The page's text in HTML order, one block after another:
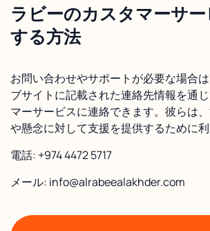
ラビーのカスタマーサ
する方法
お問い合わせやサポートが必要な場合
ブサイトに記載された連絡先情報を通
マーサービスに連絡できます。彼らは
や懸念に対して支援を提供するために利
電話: +974 4472 5717
メール: info@alrabeealakhder.com